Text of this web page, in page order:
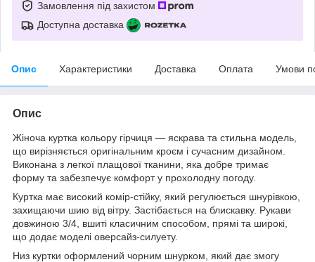
Замовлення під захистом
Доступна доставка
Опис Характеристики Доставка Оплата Умови
Опис
Жіноча куртка кольору гірчиця — яскрава та стильна модель,
що вирізняється оригінальним кроєм і сучасним дизайном.
Виконана з легкої плащової тканини, яка добре тримає
форму та забезпечує комфорт у прохолодну погоду.
Куртка має високий комір-стійку, який регулюється шнурівкою,
захищаючи шию від вітру. Застібається на блискавку. Рукави
довжиною 3/4, вшиті класичним способом, прямі та широкі,
що додає моделі оверсайз-силуету.
Низ куртки оформлений чорним шнурком, який дає змогу